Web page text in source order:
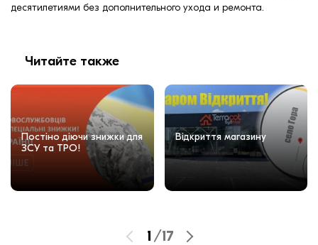
десятилетиями без дополнительного ухода и ремонта.
Читайте также
Постіно діючи знижки для
ЗСУ та ТРО!
Відкриття магазину
1 /17